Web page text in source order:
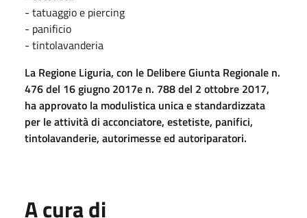
- tatuaggio e piercing
- panificio
- tintolavanderia
La Regione Liguria, con le Delibere Giunta Regionale n.
476 del 16 giugno 2017e n. 788 del 2 ottobre 2017,
ha approvato la modulistica unica e standardizzata
per le attività di acconciatore, estetiste, panifici,
tintolavanderie, autorimesse ed autoriparatori.
A cura di